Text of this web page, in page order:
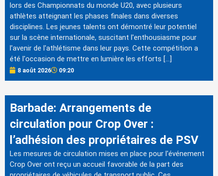
lors des Championnats du monde U20, avec plusieurs
athlètes atteignant les phases finales dans diverses
disciplines. Les jeunes talents ont démontré leur potentiel
sur la scène internationale, suscitant l'enthousiasme pour
l'avenir de l'athlétisme dans leur pays. Cette compétition a
été l'occasion de mettre en lumière les efforts […]
8 août 2026 09:20
Barbade: Arrangements de
circulation pour Crop Over :
l’adhésion des propriétaires de PSV
Les mesures de circulation mises en place pour l'événement
Crop Over ont reçu un accueil favorable de la part des